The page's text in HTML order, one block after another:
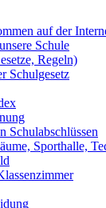
auf der
Schule
Regeln)
Schulgesetz
Schulabschlüssen
Sporthalle,